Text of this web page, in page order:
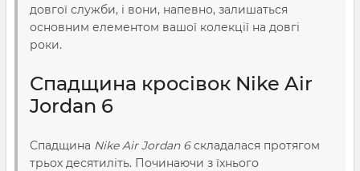
довгої служби, і вони, напевно, залишаться
основним елементом вашої колекції на довгі
роки.
Спадщина кросівок Nike Air
Jordan 6
Спадщина Nike Air Jordan 6складалася протягом
трьох десятиліть. Починаючи з їхнього